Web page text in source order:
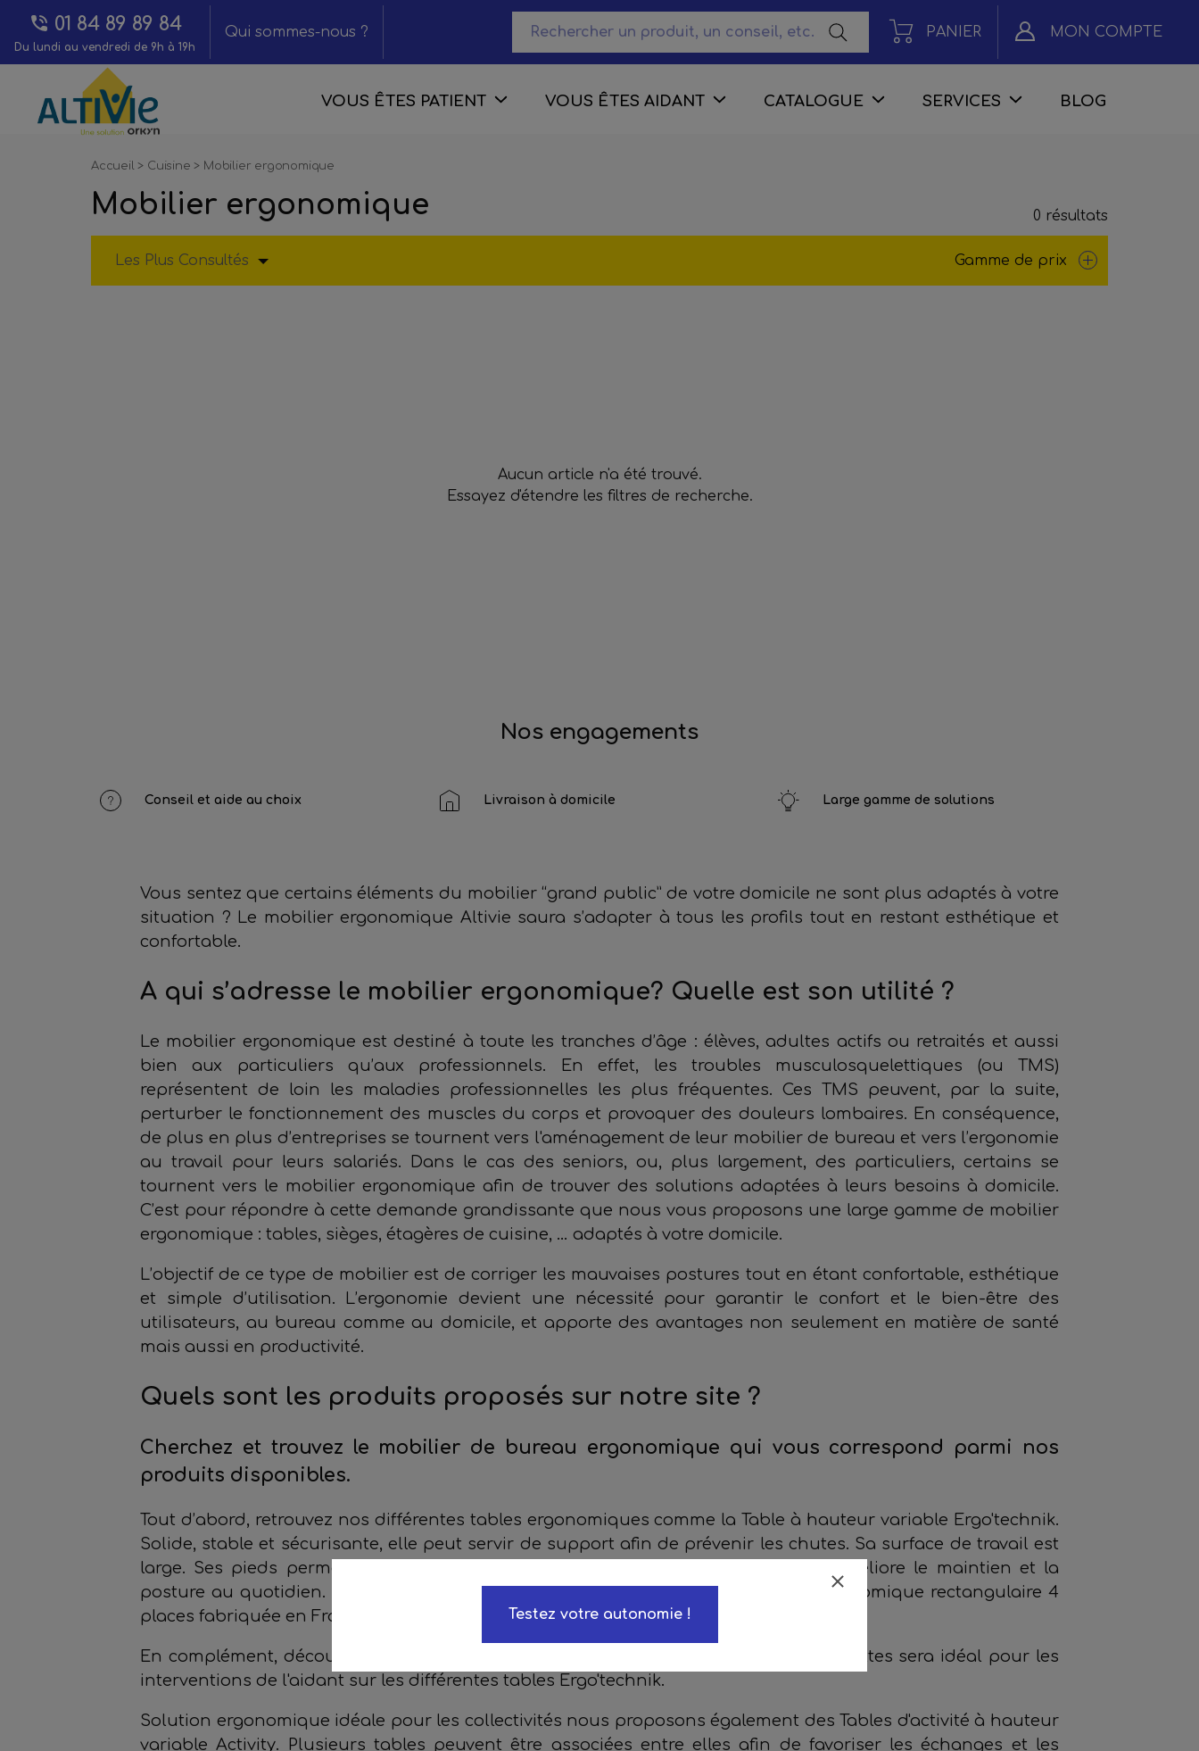
01 84 89 89 84
Du lundi au vendredi de 9h à 19h
Qui sommes-nous ? PANIER MON COMPTE
VOUS ÊTES PATIENT VOUS ÊTES AIDANT CATALOGUE SERVICES BLOG
Accueil> Cuisine> Mobilier ergonomique
Mobilier ergonomique 0 résultats
Les Plus Consultés Gamme de prix
Aucun article n'a été trouvé.
Essayez d'étendre les filtres de recherche.
Nos engagements
Conseil et aide au choix Livraison à domicile Large gamme de solutions
Vous sentez que certains éléments du mobilier “grand public” de votre domicile ne sont plus adaptés à votre
situation ? Le mobilier ergonomique Altivie saura s’adapter à tous les profils tout en restant esthétique et
confortable.
A qui s’adresse le mobilier ergonomique? Quelle est son utilité ?
Le mobilier ergonomique est destiné à toute les tranches d’âge : élèves, adultes actifs ou retraités et aussi
bien aux particuliers qu’aux professionnels. En effet, les troubles musculosquelettiques (ou TMS)
représentent de loin les maladies professionnelles les plus fréquentes. Ces TMS peuvent, par la suite,
perturber le fonctionnement des muscles du corps et provoquer des douleurs lombaires. En conséquence,
de plus en plus d’entreprises se tournent vers l'aménagement de leur mobilier de bureau et vers l’ergonomie
au travail pour leurs salariés. Dans le cas des seniors, ou, plus largement, des particuliers, certains se
tournent vers le mobilier ergonomique afin de trouver des solutions adaptées à leurs besoins à domicile.
C’est pour répondre à cette demande grandissante que nous vous proposons une large gamme de mobilier
ergonomique : tables, sièges, étagères de cuisine, … adaptés à votre domicile.
L’objectif de ce type de mobilier est de corriger les mauvaises postures tout en étant confortable, esthétique
et simple d’utilisation. L’ergonomie devient une nécessité pour garantir le confort et le bien-être des
utilisateurs, au bureau comme au domicile, et apporte des avantages non seulement en matière de santé
mais aussi en productivité.
Quels sont les produits proposés sur notre site ?
Cherchez et trouvez le mobilier de bureau ergonomique qui vous correspond parmi nos
produits disponibles.
Tout d’abord, retrouvez nos différentes tables ergonomiques comme la Table à hauteur variable Ergo'technik.
Solide, stable et sécurisante, elle peut servir de support afin de prévenir les chutes. Sa surface de travail est
large. Ses pieds permettent un réglage en hauteur. Sa découpe ergonomique améliore le maintien et la
posture au quotidien. Des portes canne sont intégrés au plateau. Cette table ergonomique rectangulaire 4
places fabriquée en France est également disponible en 6 places ou de forme ronde.
En complément, découvrez le Tabouret de service Ergo'technik. Ce tabouret sur roulettes sera idéal pour les
interventions de l'aidant sur les différentes tables Ergo'technik.
Solution ergonomique idéale pour les collectivités nous proposons également des Tables d'activité à hauteur
variable Activity. Plusieurs tables peuvent être associées entre elles afin de favoriser les échanges et les
Testez votre autonomie !